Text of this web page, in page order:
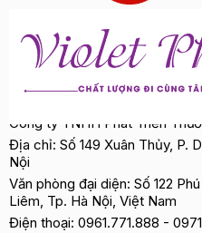
Công ty TNHH Phát Triển
Địa chỉ: Số 149 Xuân Thủy, P.
Nội
Văn phòng đại diện: Số 122
Liêm, Tp. Hà Nội, Việt Nam
Điện thoại: 0961.771.888 -